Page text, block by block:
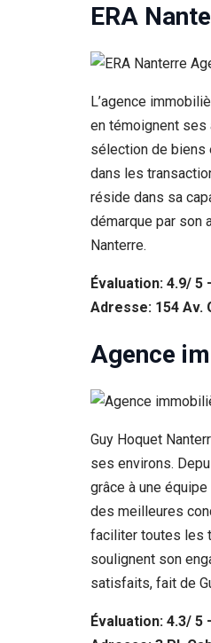
ERA
L’agence
en témoignent ses
sélection de biens
dans les
réside dans sa
démarque par son
Nanterre.
Évaluation: 4.9/ 5
Adresse: 154 Av.
Agence
Guy Hoquet
ses environs.
grâce à une
des meilleures
faciliter toutes les
soulignent son
satisfaits, fait de
Évaluation: 4.3/ 5